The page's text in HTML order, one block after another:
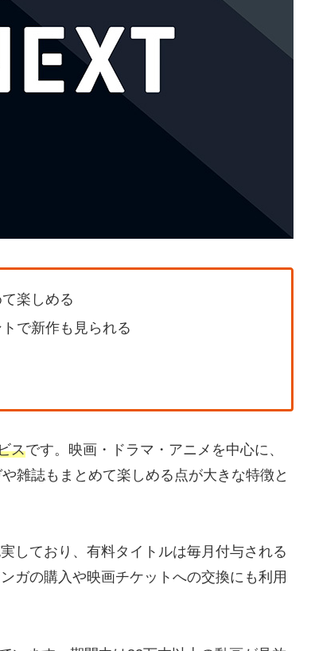
楽しめる
で新作も見られる
スです。映画・ドラマ・アニメを中心に、
雑誌もまとめて楽しめる点が大きな特徴と
しており、有料タイトルは毎月付与される
ガの購入や映画チケットへの交換にも利用